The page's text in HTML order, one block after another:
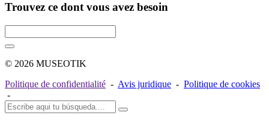
Trouvez ce dont vous avez besoin
© 2026 MUSEOTIK
Politique de confidentialité - Avis juridique - Politique de cookies
-